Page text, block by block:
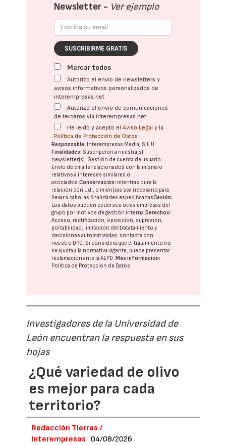
Newsletter - Ver ejemplo
SUSCRIBIRME GRATIS
Marcar todos
Autorizo el envío de newsletters y
avisos informativos personalizados de
interempresas.net
Autorizo el envío de comunicaciones
de terceros vía interempresas.net
He leído y acepto elAviso Legal y la
Política de Protección de Datos
Responsable: Interempresas Media, S.L.U.
Finalidades: Suscripción a nuestra(s)
newsletter(s). Gestión de cuenta de usuario.
Envío de emails relacionados con la misma o
relativos a intereses similares o
asociados.Conservación: mientras dure la
relación con Ud., o mientras sea necesario para
llevar a cabo las finalidades especificadasCesión:
Los datos pueden cederse a otras empresas del
grupo por motivos de gestión interna.Derechos:
Acceso, rectificación, oposición, supresión,
portabilidad, limitación del tratatamiento y
decisiones automatizadas: contacte con
nuestro DPD. Si considera que el tratamiento no
se ajusta a la normativa vigente, puede presentar
reclamación ante laAEPD.Más información:
Política de Protección de Datos
Investigadores de la Universidad de
León encuentran la respuesta en sus
hojas
¿Qué variedad de olivo
es mejor para cada
territorio?
Redacción Tierras /
Interempresas
04/08/2026